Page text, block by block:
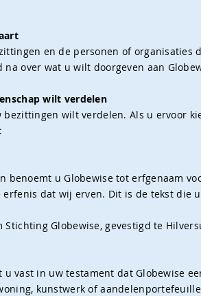
en de personen of
na over wat u wilt doorgeven aan
wilt verdelen
bezittingen wilt verdelen. Als u ervoor
benoemt u Globewise tot erfgenaam
erfenis dat wij erven. Dit is de tekst
Globewise, gevestigd te
u vast in uw testament dat Globewise
kunstwerk of